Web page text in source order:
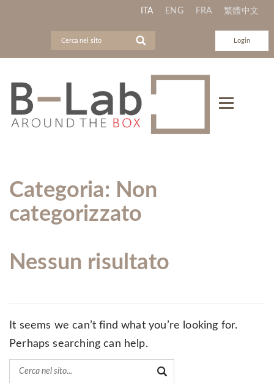
ITA ENG FRA 繁體中文
Login
Categoria: Non
categorizzato
Nessun risultato
It seems we can’t find what you’re looking for.
Perhaps searching can help.